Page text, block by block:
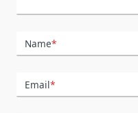
Name*
Email*